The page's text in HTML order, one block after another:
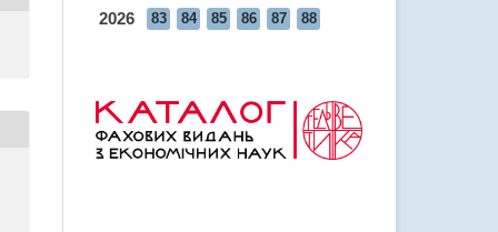
2026 83 84 85 86 87 88